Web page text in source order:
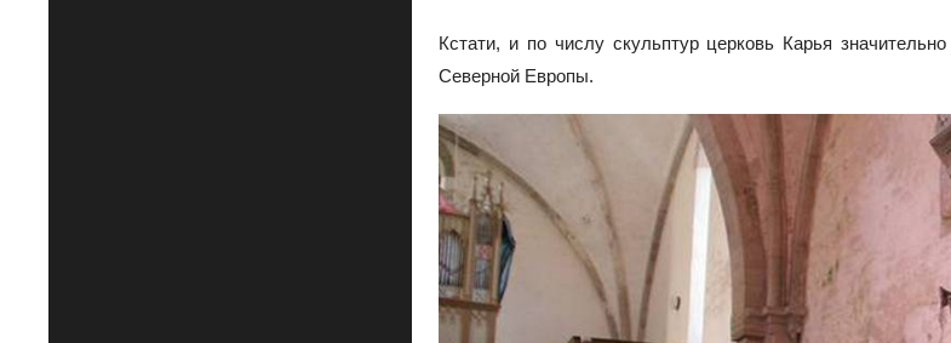
Кстати, и по числу скульптур церковь Карья
Северной Европы.